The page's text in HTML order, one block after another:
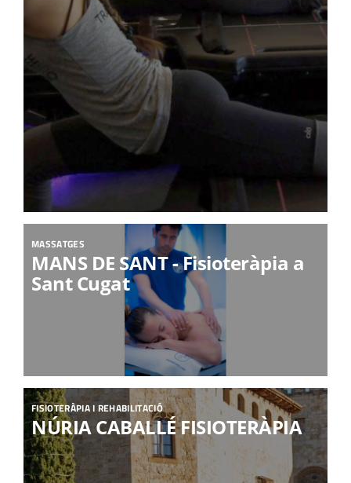
MASSATGES
MANS DE SANT - Fisioteràpia a
Sant Cugat
FISIOTERÀPIA I REHABILITACIÓ
NÚRIA CABALLÉ FISIOTERÀPIA